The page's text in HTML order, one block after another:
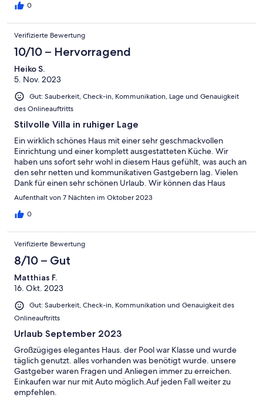
Empfehlenswert eigener Magenta oder Fire-TV-Stick, für
0
Verifizierte Bewertung
10/10 – Hervorragend
Heiko S.
5. Nov. 2023
Gut: Sauberkeit, Check-in, Kommunikation, Lage und Genauigkeit
des Onlineauftritts
Stilvolle Villa in ruhiger Lage
Ein wirklich schönes Haus mit einer sehr geschmackvollen
Einrichtung und einer komplett ausgestatteten Küche. Wir
haben uns sofort sehr wohl in diesem Haus gefühlt, was auch an
den sehr netten und kommunikativen Gastgebern lag. Vielen
Dank für einen sehr schönen Urlaub. Wir können das Haus
wirklich allen empfehlen, die neben einem Besuch in Andalusien
Aufenthalt von 7 Nächten im Oktober 2023
0
Verifizierte Bewertung
8/10 – Gut
Matthias F.
16. Okt. 2023
Gut: Sauberkeit, Check-in, Kommunikation und Genauigkeit des
Onlineauftritts
Urlaub September 2023
Großzügiges elegantes Haus. der Pool war Klasse und wurde
täglich genutzt. alles vorhanden was benötigt wurde. unsere
Gastgeber waren Fragen und Anliegen immer zu erreichen.
Einkaufen war nur mit Auto möglich.Auf jeden Fall weiter zu
empfehlen.